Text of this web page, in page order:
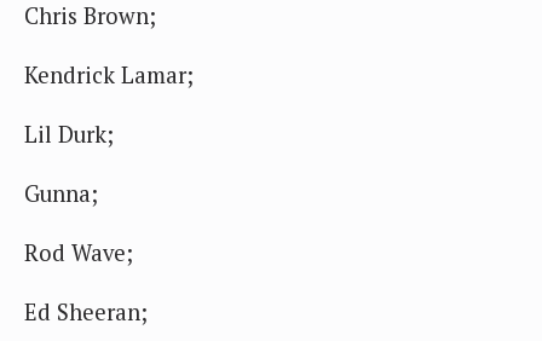
Chris Brown;
Kendrick Lamar;
Lil Durk;
Gunna;
Rod Wave;
Ed Sheeran;